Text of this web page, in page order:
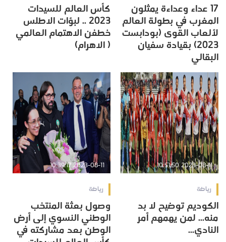
17 عداء وعداءة يمثلون
المغرب في بطولة العالم
لألعاب القوى (بودابست
2023) بقيادة سفيان
البقالي
كأس العالم للسيدات
2023 .. لبؤات الاطلس
خطفن الاهتمام العالمي
( الاهرام)
2023-08-11 10:51:50
رياضة
الكوديم توضيح لا بد
منه... لمن يهمهم أمر
النادي...
2023-08-11 10:39:17
رياضة
وصول بعثة المنتخب
الوطني النسوي إلى أرض
الوطن بعد مشاركته في